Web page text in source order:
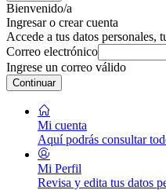
Bienvenido/a
Ingresar o crear cuenta
Accede a tus datos personales,
Correo electrónico
Ingrese un correo válido
Continuar
Mi cuenta
Aquí podrás consultar
Mi Perfil
Revisa y edita tus datos